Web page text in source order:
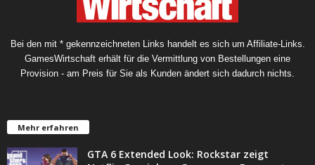
Bei den mit * gekennzeichneten Links handelt es sich um Affiliate-Links.
GamesWirtschaft erhält für die Vermittlung von Bestellungen eine
Provision - am Preis für Sie als Kunden ändert sich dadurch nichts.
Mehr erfahren
GTA 6 Extended Look: Rockstar zeigt